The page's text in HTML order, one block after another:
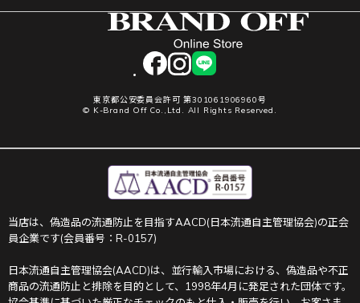
facebookinstagram
LINE
東京都公安委員会許可 第301061906960号
© K-Brand Off Co.,Ltd. All Rights Reserved.
当店は、偽造品の流通防止を目指すAACD(日本流通自主管理協会)の正会
員企業です(会員番号：R-0157)
日本流通自主管理協会(AACD)は、並行輸入市場における、偽造品や不正
商品の流通防止と排除を目的として、1998年4月に発足された団体です。